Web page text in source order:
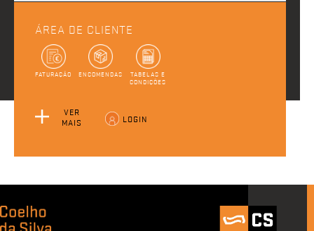
ÁREA DE CLIENTE
FATURAÇÃO ENCOMENDAS
TABELAS E
CONDIÇÕES
VER
MAIS
LOGIN